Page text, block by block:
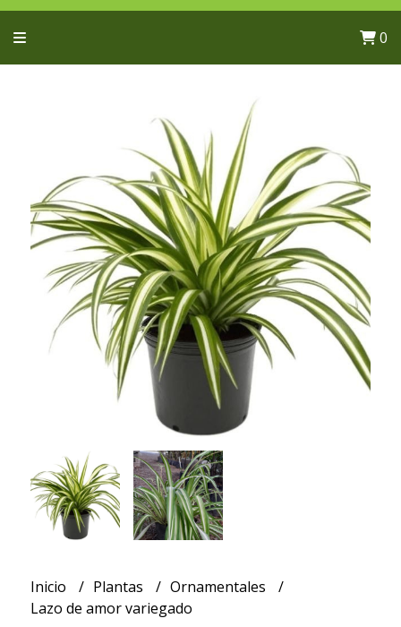
0
Inicio Plantas
Ornamentales
Lazo de amor variegado